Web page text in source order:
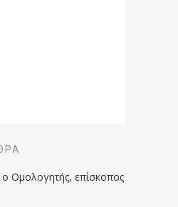
ο Ομολογητής, επίσκοπος